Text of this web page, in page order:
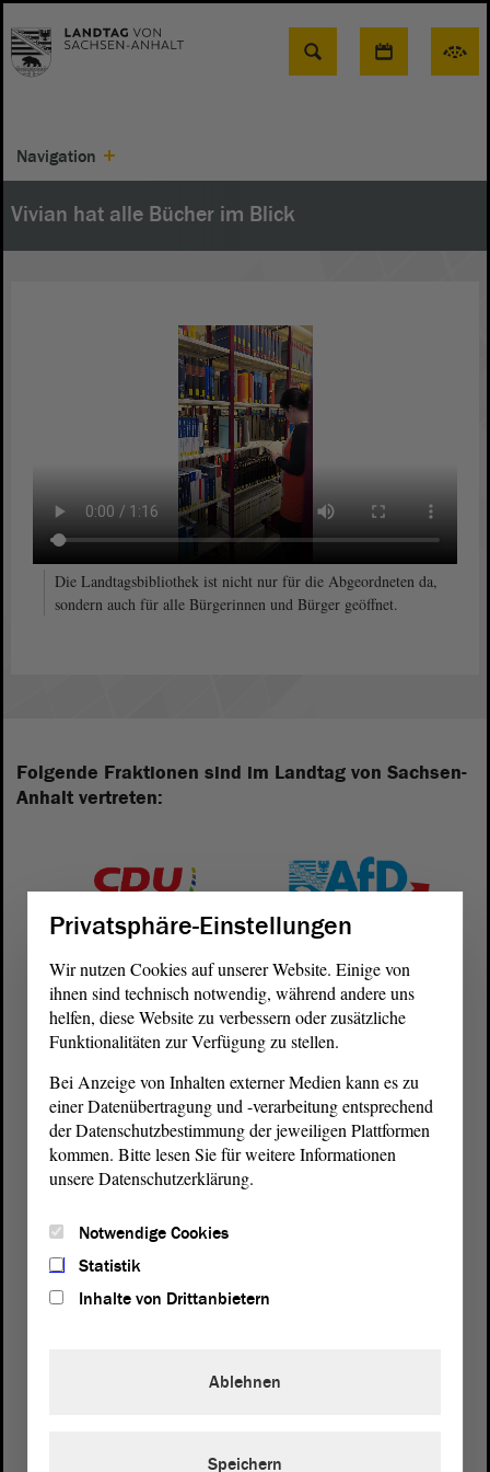
Suche
Navigation
Vivian hat alle Bücher im Blick
Die Landtagsbibliothek ist nicht nur für die Abgeordneten da,
sondern auch für alle Bürgerinnen und Bürger geöffnet.
Folgende Fraktionen sind im Landtag von Sachsen-
Anhalt vertreten:
Postanschrift
Landtag
von Sachsen-Anhalt
39104 Magdeburg
0391 / 560 - 0
Privatsphäre-Einstellungen
Wir nutzen Cookies auf unserer Website. Einige von
ihnen sind technisch notwendig, während andere uns
helfen, diese Website zu verbessern oder zusätzliche
Funktionalitäten zur Verfügung zu stellen.
Bei Anzeige von Inhalten externer Medien kann es zu
einer Datenübertragung und -verarbeitung entsprechend
der Datenschutzbestimmung der jeweiligen Plattformen
kommen. Bitte lesen Sie für weitere Informationen
unsere Datenschutzerklärung.
Notwendige Cookies
Statistik
Inhalte von Drittanbietern
Ablehnen
Speichern